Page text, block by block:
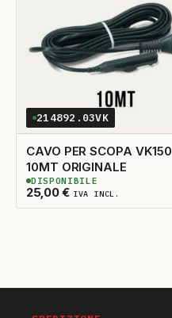
214892.03VK
CAVO PER SCOPA VK150
10MT ORIGINALE
25,00€ IVA INCL.
3DISPONIBILI
DISPONIBILE